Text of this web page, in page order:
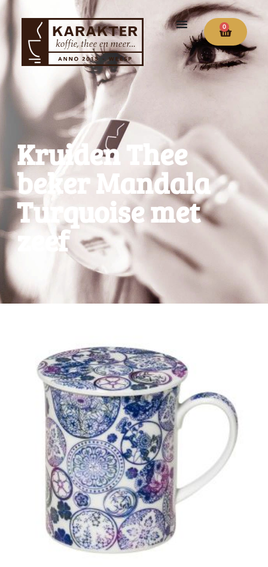
0
Kruiden Thee
beker Mandala
Turquoise met
zeef